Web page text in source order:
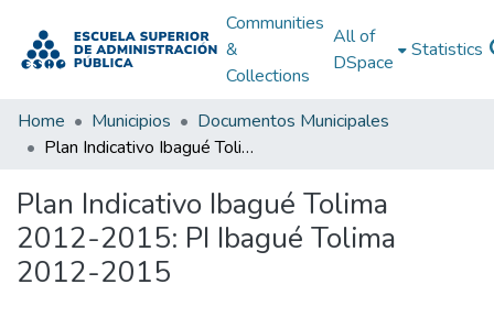
Communities
&
Collections
All of
DSpace
Statistics
Home Municipios
Documentos Municipales
Plan Indicativo Ibagué Tolima 2012-2015: PI Ibagué Tolima 2012-2015
Plan Indicativo Ibagué Tolima
2012-2015: PI Ibagué Tolima
2012-2015